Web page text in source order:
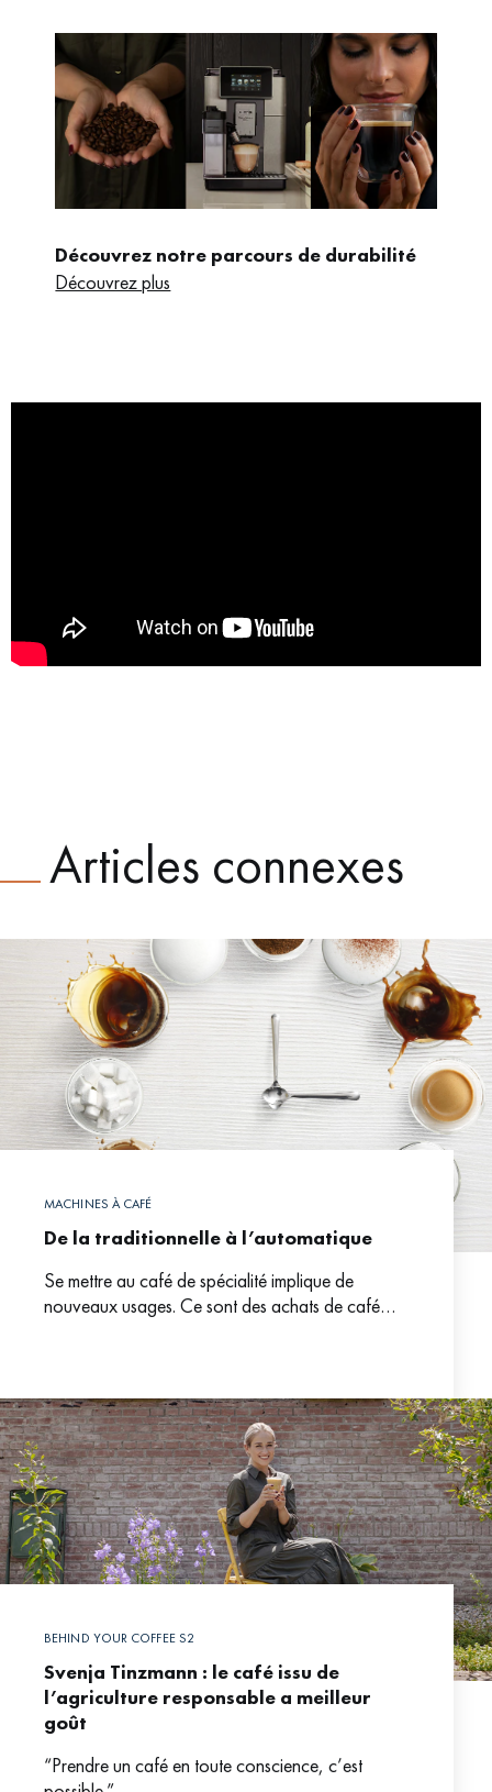
Découvrez notre parcours de durabilité
Découvrez plus
Articles connexes
MACHINES À CAFÉ
De la traditionnelle à l’automatique
Se mettre au café de spécialité implique de
nouveaux usages. Ce sont des achats de café
BEHIND YOUR COFFEE S2
Svenja Tinzmann : le café issu de
l’agriculture responsable a meilleur
goût
“Prendre un café en toute conscience, c’est